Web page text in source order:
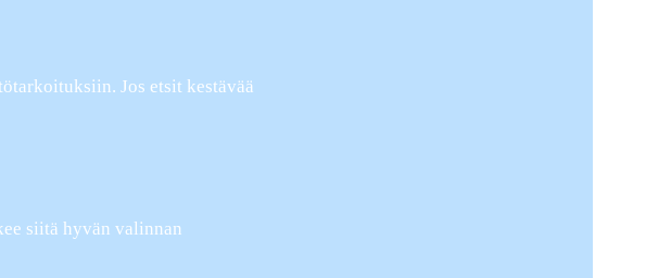
Jos etsit kestävää
siitä hyvän valinnan